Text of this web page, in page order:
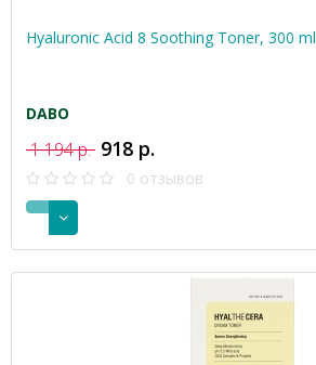
Hyaluronic Acid 8 Soothing Toner, 300 ml
DABO
1 194 р. 918 р.
0 отзывов